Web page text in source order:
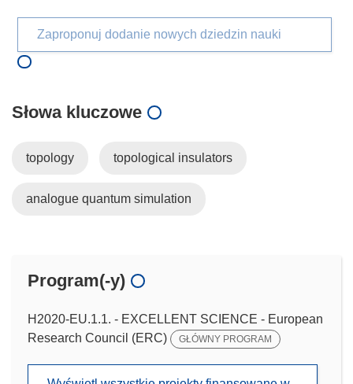
Zaproponuj dodanie nowych dziedzin nauki
Słowa kluczowe
topology topological insulators
analogue quantum simulation
Program(-y)
H2020-EU.1.1. - EXCELLENT SCIENCE - European
Research Council (ERC)
GŁÓWNY PROGRAM